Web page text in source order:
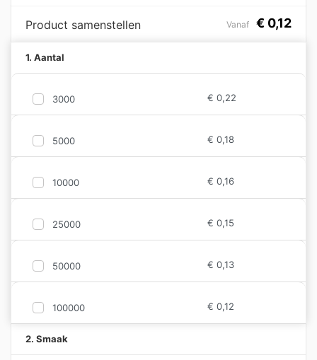
Product samenstellen Vanaf € 0,12
1. Aantal
3000 € 0,22
5000 € 0,18
10000 € 0,16
25000 € 0,15
50000 € 0,13
100000 € 0,12
2. Smaak